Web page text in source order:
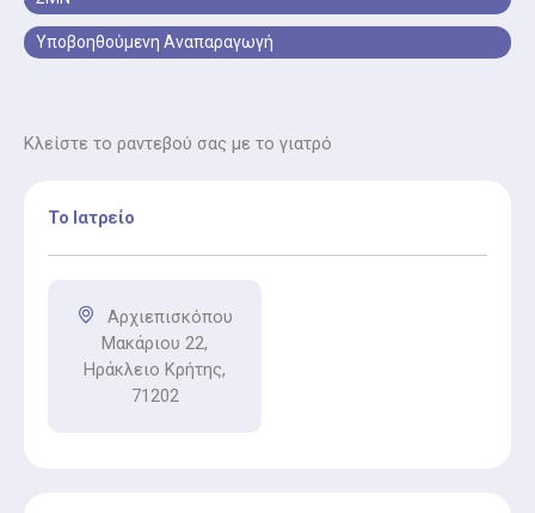
Υποβοηθούμενη Αναπαραγωγή
στα κύτταρα του τραχήλου της μήτρας.
Κλείστε το ραντεβού σας με το γιατρό
Το Ιατρείο
Αρχιεπισκόπου
Μακάριου 22,
Ηράκλειο Κρήτης,
71202